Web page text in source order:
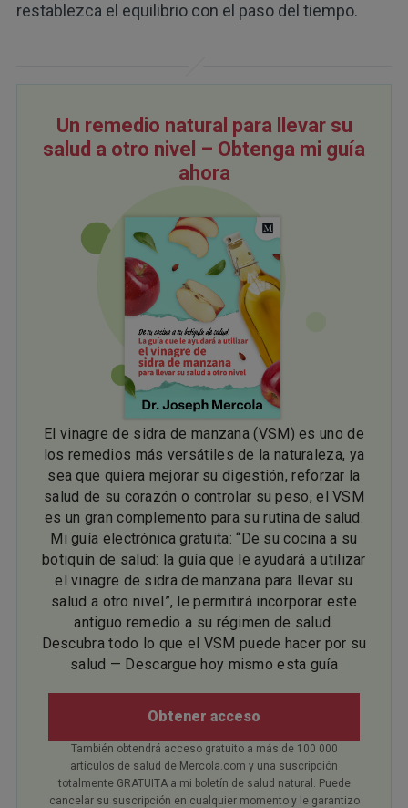
restablezca el equilibrio con el paso del tiempo.
Un remedio natural para llevar su
salud a otro nivel – Obtenga mi guía
ahora
El vinagre de sidra de manzana (VSM) es uno de
los remedios más versátiles de la naturaleza, ya
sea que quiera mejorar su digestión, reforzar la
salud de su corazón o controlar su peso, el VSM
es un gran complemento para su rutina de salud.
Mi guía electrónica gratuita: “De su cocina a su
botiquín de salud: la guía que le ayudará a utilizar
el vinagre de sidra de manzana para llevar su
salud a otro nivel”, le permitirá incorporar este
antiguo remedio a su régimen de salud.
Descubra todo lo que el VSM puede hacer por su
salud — Descargue hoy mismo esta guía
Obtener acceso
También obtendrá acceso gratuito a más de 100 000
artículos de salud de Mercola.com y una suscripción
totalmente GRATUITA a mi boletín de salud natural. Puede
cancelar su suscripción en cualquier momento y le garantizo